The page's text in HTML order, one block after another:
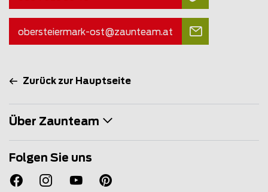
obersteiermark-ost@zaunteam.at
Zurück zur Hauptseite
Über Zaunteam
Folgen Sie uns